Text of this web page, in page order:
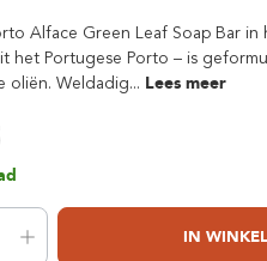
Stirling Soap Company
St. James of London
Alface Green Leaf Soap Bar
het Portugese Porto – is
oliën. Weldadig... Lees meer
IN